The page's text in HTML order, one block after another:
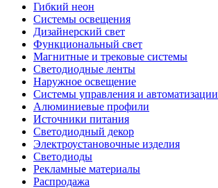
Гибкий неон
Системы освещения
Дизайнерский свет
Функциональный свет
Магнитные и трековые системы
Светодиодные ленты
Наружное освещение
Системы управления и автоматизации
Алюминиевые профили
Источники питания
Светодиодный декор
Электроустановочные изделия
Светодиоды
Рекламные материалы
Распродажа